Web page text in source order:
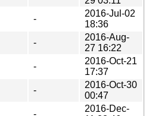
-
2016-Jul-02
18:36
-
2016-Aug-
27 16:22
-
2016-Oct-21
17:37
-
2016-Oct-30
00:47
-
2016-Dec-